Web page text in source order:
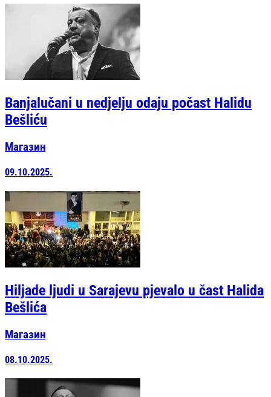
Banjalučani u nedjelju odaju počast Halidu
Bešliću
Магазин
09.10.2025.
Hiljade ljudi u Sarajevu pjevalo u čast Halida
Bešlića
Магазин
08.10.2025.